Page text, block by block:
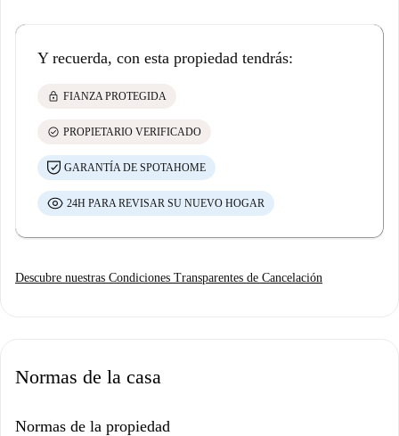
Y recuerda, con esta propiedad tendrás:
lock FIANZA PROTEGIDA
check_circle PROPIETARIO VERIFICADO
GARANTÍA DE SPOTAHOME
24H PARA REVISAR SU NUEVO HOGAR
Descubre nuestras Condiciones Transparentes de Cancelación
Normas de la casa
Normas de la propiedad